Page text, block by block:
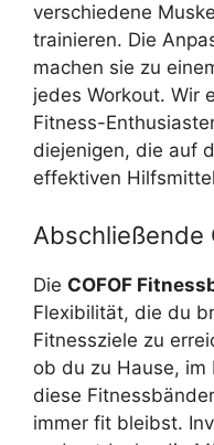
verschiedene
trainieren. Die
machen sie zu
jedes Workout. Wir
Fitness-
diejenigen, die auf
effektiven
Abschließende
Die COFOF
Flexibilität, die du
Fitnessziele zu
ob du zu Hause,
diese
immer fit bleibst.